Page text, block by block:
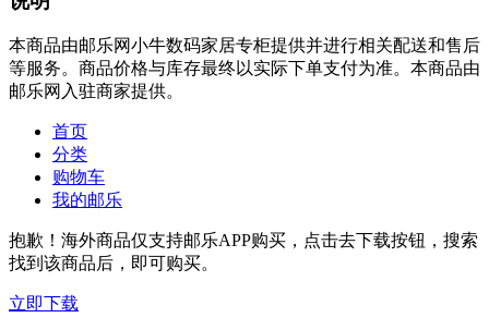
本商品由邮乐网小牛数码家居专柜提供并进行相关配送和售后
等服务。商品价格与库存最终以实际下单支付为准。本商品由
邮乐网入驻商家提供。
首页
分类
购物车
我的邮乐
抱歉！海外商品仅支持邮乐APP购买，点击去下载按钮，搜索
找到该商品后，即可购买。
立即下载